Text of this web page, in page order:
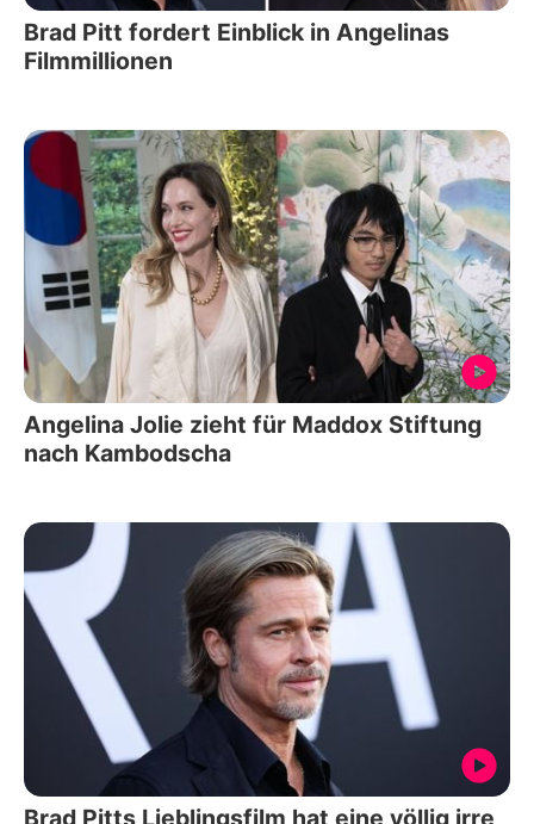
Brad Pitt fordert Einblick in Angelinas
Filmmillionen
Angelina Jolie zieht für Maddox Stiftung
nach Kambodscha
Brad Pitts Lieblingsfilm hat eine völlig irre